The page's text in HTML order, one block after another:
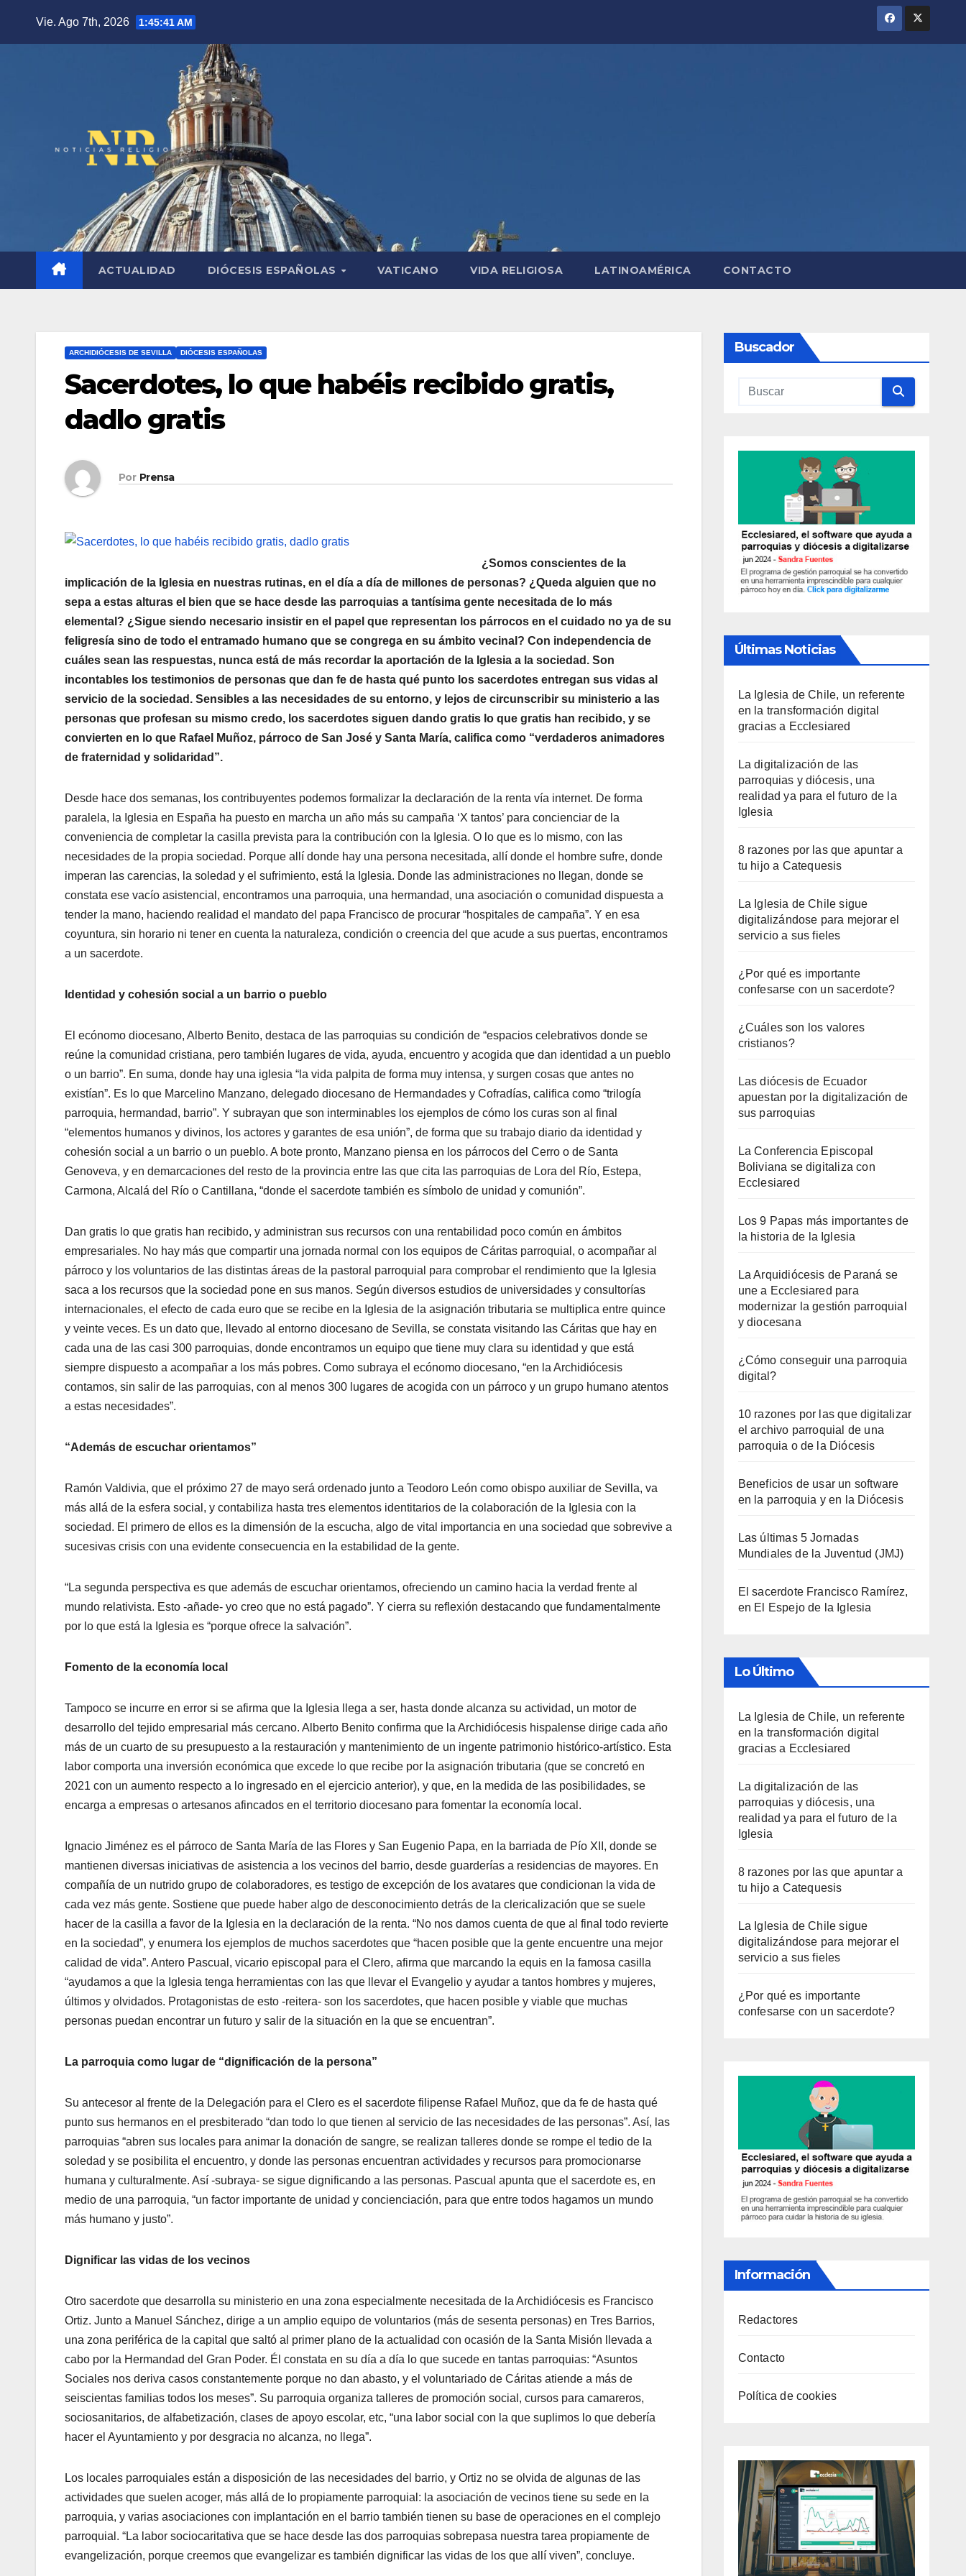
Vie. Ago 7th, 2026 1:45:42 AM
ACTUALIDAD DIÓCESIS ESPAÑOLAS VATICANO VIDA RELIGIOSA LATINOAMÉRICA CONTACTO
ARCHIDIÓCESIS DE SEVILLA DIÓCESIS ESPAÑOLAS
Sacerdotes, lo que habéis recibido gratis,
dadlo gratis
Por Prensa
¿Somos conscientes de la
implicación de la Iglesia en nuestras rutinas, en el día a día de millones de personas? ¿Queda alguien que no
sepa a estas alturas el bien que se hace desde las parroquias a tantísima gente necesitada de lo más
elemental? ¿Sigue siendo necesario insistir en el papel que representan los párrocos en el cuidado no ya de su
feligresía sino de todo el entramado humano que se congrega en su ámbito vecinal? Con independencia de
cuáles sean las respuestas, nunca está de más recordar la aportación de la Iglesia a la sociedad. Son
incontables los testimonios de personas que dan fe de hasta qué punto los sacerdotes entregan sus vidas al
servicio de la sociedad. Sensibles a las necesidades de su entorno, y lejos de circunscribir su ministerio a las
personas que profesan su mismo credo, los sacerdotes siguen dando gratis lo que gratis han recibido, y se
convierten en lo que Rafael Muñoz, párroco de San José y Santa María, califica como “verdaderos animadores
de fraternidad y solidaridad”.
Desde hace dos semanas, los contribuyentes podemos formalizar la declaración de la renta vía internet. De forma
paralela, la Iglesia en España ha puesto en marcha un año más su campaña ‘X tantos’ para concienciar de la
conveniencia de completar la casilla prevista para la contribución con la Iglesia. O lo que es lo mismo, con las
necesidades de la propia sociedad. Porque allí donde hay una persona necesitada, allí donde el hombre sufre, donde
imperan las carencias, la soledad y el sufrimiento, está la Iglesia. Donde las administraciones no llegan, donde se
constata ese vacío asistencial, encontramos una parroquia, una hermandad, una asociación o comunidad dispuesta a
tender la mano, haciendo realidad el mandato del papa Francisco de procurar “hospitales de campaña”. Y en esa
coyuntura, sin horario ni tener en cuenta la naturaleza, condición o creencia del que acude a sus puertas, encontramos
a un sacerdote.
Identidad y cohesión social a un barrio o pueblo
El ecónomo diocesano, Alberto Benito, destaca de las parroquias su condición de “espacios celebrativos donde se
reúne la comunidad cristiana, pero también lugares de vida, ayuda, encuentro y acogida que dan identidad a un pueblo
o un barrio”. En suma, donde hay una iglesia “la vida palpita de forma muy intensa, y surgen cosas que antes no
existían”. Es lo que Marcelino Manzano, delegado diocesano de Hermandades y Cofradías, califica como “trilogía
parroquia, hermandad, barrio”. Y subrayan que son interminables los ejemplos de cómo los curas son al final
“elementos humanos y divinos, los actores y garantes de esa unión”, de forma que su trabajo diario da identidad y
cohesión social a un barrio o un pueblo. A bote pronto, Manzano piensa en los párrocos del Cerro o de Santa
Genoveva, y en demarcaciones del resto de la provincia entre las que cita las parroquias de Lora del Río, Estepa,
Carmona, Alcalá del Río o Cantillana, “donde el sacerdote también es símbolo de unidad y comunión”.
Dan gratis lo que gratis han recibido, y administran sus recursos con una rentabilidad poco común en ámbitos
empresariales. No hay más que compartir una jornada normal con los equipos de Cáritas parroquial, o acompañar al
párroco y los voluntarios de las distintas áreas de la pastoral parroquial para comprobar el rendimiento que la Iglesia
saca a los recursos que la sociedad pone en sus manos. Según diversos estudios de universidades y consultorías
internacionales, el efecto de cada euro que se recibe en la Iglesia de la asignación tributaria se multiplica entre quince
y veinte veces. Es un dato que, llevado al entorno diocesano de Sevilla, se constata visitando las Cáritas que hay en
cada una de las casi 300 parroquias, donde encontramos un equipo que tiene muy clara su identidad y que está
siempre dispuesto a acompañar a los más pobres. Como subraya el ecónomo diocesano, “en la Archidiócesis
contamos, sin salir de las parroquias, con al menos 300 lugares de acogida con un párroco y un grupo humano atentos
a estas necesidades”.
“Además de escuchar orientamos”
Ramón Valdivia, que el próximo 27 de mayo será ordenado junto a Teodoro León como obispo auxiliar de Sevilla, va
más allá de la esfera social, y contabiliza hasta tres elementos identitarios de la colaboración de la Iglesia con la
sociedad. El primero de ellos es la dimensión de la escucha, algo de vital importancia en una sociedad que sobrevive a
sucesivas crisis con una evidente consecuencia en la estabilidad de la gente.
“La segunda perspectiva es que además de escuchar orientamos, ofreciendo un camino hacia la verdad frente al
mundo relativista. Esto -añade- yo creo que no está pagado”. Y cierra su reflexión destacando que fundamentalmente
por lo que está la Iglesia es “porque ofrece la salvación”.
Fomento de la economía local
Tampoco se incurre en error si se afirma que la Iglesia llega a ser, hasta donde alcanza su actividad, un motor de
desarrollo del tejido empresarial más cercano. Alberto Benito confirma que la Archidiócesis hispalense dirige cada año
más de un cuarto de su presupuesto a la restauración y mantenimiento de un ingente patrimonio histórico-artístico. Esta
labor comporta una inversión económica que excede lo que recibe por la asignación tributaria (que se concretó en
2021 con un aumento respecto a lo ingresado en el ejercicio anterior), y que, en la medida de las posibilidades, se
encarga a empresas o artesanos afincados en el territorio diocesano para fomentar la economía local.
Ignacio Jiménez es el párroco de Santa María de las Flores y San Eugenio Papa, en la barriada de Pío XII, donde se
mantienen diversas iniciativas de asistencia a los vecinos del barrio, desde guarderías a residencias de mayores. En
compañía de un nutrido grupo de colaboradores, es testigo de excepción de los avatares que condicionan la vida de
cada vez más gente. Sostiene que puede haber algo de desconocimiento detrás de la clericalización que se suele
hacer de la casilla a favor de la Iglesia en la declaración de la renta. “No nos damos cuenta de que al final todo revierte
en la sociedad”, y enumera los ejemplos de muchos sacerdotes que “hacen posible que la gente encuentre una mejor
calidad de vida”. Antero Pascual, vicario episcopal para el Clero, afirma que marcando la equis en la famosa casilla
“ayudamos a que la Iglesia tenga herramientas con las que llevar el Evangelio y ayudar a tantos hombres y mujeres,
últimos y olvidados. Protagonistas de esto -reitera- son los sacerdotes, que hacen posible y viable que muchas
personas puedan encontrar un futuro y salir de la situación en la que se encuentran”.
La parroquia como lugar de “dignificación de la persona”
Su antecesor al frente de la Delegación para el Clero es el sacerdote filipense Rafael Muñoz, que da fe de hasta qué
punto sus hermanos en el presbiterado “dan todo lo que tienen al servicio de las necesidades de las personas”. Así, las
parroquias “abren sus locales para animar la donación de sangre, se realizan talleres donde se rompe el tedio de la
soledad y se posibilita el encuentro, y donde las personas encuentran actividades y recursos para promocionarse
humana y culturalmente. Así -subraya- se sigue dignificando a las personas. Pascual apunta que el sacerdote es, en
medio de una parroquia, “un factor importante de unidad y concienciación, para que entre todos hagamos un mundo
más humano y justo”.
Dignificar las vidas de los vecinos
Otro sacerdote que desarrolla su ministerio en una zona especialmente necesitada de la Archidiócesis es Francisco
Ortiz. Junto a Manuel Sánchez, dirige a un amplio equipo de voluntarios (más de sesenta personas) en Tres Barrios,
una zona periférica de la capital que saltó al primer plano de la actualidad con ocasión de la Santa Misión llevada a
cabo por la Hermandad del Gran Poder. Él constata en su día a día lo que sucede en tantas parroquias: “Asuntos
Sociales nos deriva casos constantemente porque no dan abasto, y el voluntariado de Cáritas atiende a más de
seiscientas familias todos los meses”. Su parroquia organiza talleres de promoción social, cursos para camareros,
sociosanitarios, de alfabetización, clases de apoyo escolar, etc, “una labor social con la que suplimos lo que debería
hacer el Ayuntamiento y por desgracia no alcanza, no llega”.
Los locales parroquiales están a disposición de las necesidades del barrio, y Ortiz no se olvida de algunas de las
actividades que suelen acoger, más allá de lo propiamente parroquial: la asociación de vecinos tiene su sede en la
parroquia, y varias asociaciones con implantación en el barrio también tienen su base de operaciones en el complejo
parroquial. “La labor sociocaritativa que se hace desde las dos parroquias sobrepasa nuestra tarea propiamente de
evangelización, porque creemos que evangelizar es también dignificar las vidas de los que allí viven”, concluye.
Buscador
Últimas Noticias
La Iglesia de Chile, un referente
en la transformación digital
gracias a Ecclesiared
La digitalización de las
parroquias y diócesis, una
realidad ya para el futuro de la
Iglesia
8 razones por las que apuntar a
tu hijo a Catequesis
La Iglesia de Chile sigue
digitalizándose para mejorar el
servicio a sus fieles
¿Por qué es importante
confesarse con un sacerdote?
¿Cuáles son los valores
cristianos?
Las diócesis de Ecuador
apuestan por la digitalización de
sus parroquias
La Conferencia Episcopal
Boliviana se digitaliza con
Ecclesiared
Los 9 Papas más importantes de
la historia de la Iglesia
La Arquidiócesis de Paraná se
une a Ecclesiared para
modernizar la gestión parroquial
y diocesana
¿Cómo conseguir una parroquia
digital?
10 razones por las que digitalizar
el archivo parroquial de una
parroquia o de la Diócesis
Beneficios de usar un software
en la parroquia y en la Diócesis
Las últimas 5 Jornadas
Mundiales de la Juventud (JMJ)
El sacerdote Francisco Ramírez,
en El Espejo de la Iglesia
Lo Último
La Iglesia de Chile, un referente
en la transformación digital
gracias a Ecclesiared
La digitalización de las
parroquias y diócesis, una
realidad ya para el futuro de la
Iglesia
8 razones por las que apuntar a
tu hijo a Catequesis
La Iglesia de Chile sigue
digitalizándose para mejorar el
servicio a sus fieles
¿Por qué es importante
confesarse con un sacerdote?
Información
Redactores
Contacto
Política de cookies